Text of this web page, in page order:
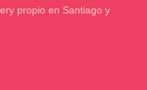
propio en Santiago y